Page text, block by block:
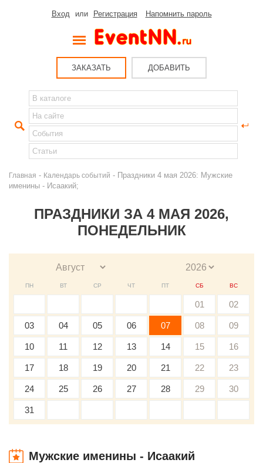
Вход или Регистрация Напомнить пароль
ЗАКАЗАТЬ ДОБАВИТЬ
Главная - Календарь событий - Праздники 4 мая 2026: Мужские
именины - Исаакий;
ПРАЗДНИКИ ЗА 4 МАЯ 2026,
ПОНЕДЕЛЬНИК
ПН ВТ СР ЧТ ПТ СБ ВС
01 02
03 04 05 06 07 08 09
10 11 12 13 14 15 16
17 18 19 20 21 22 23
24 25 26 27 28 29 30
31
Мужские именины - Исаакий